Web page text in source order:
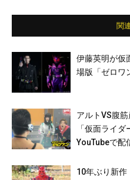
関
伊藤英明が仮
場版「ゼロワ
アルトVS腹
「仮面ライ
YouTubeで配
10年ぶり新作